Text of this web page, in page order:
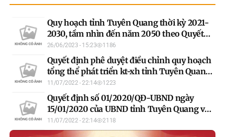
Quy hoạch tỉnh Tuyên Quang thời kỳ 2021-
2030, tầm nhìn đến năm 2050 theo Quyết
định số 325/QĐ-TTg ngày 30/3/2023 của
Thủ tướng Chính phủ
26/06/2023 - 15:23 1186
Quyết định phê duyệt điều chỉnh quy hoạch
tổng thể phát triển kt-xh tỉnh Tuyên Quang
đến năm 2020 bổ sung quy hoạch đến năm
2025
11/07/2022 - 22:14 1223
Quyết định số 01/2020/QĐ-UBND ngày
15/01/2020 của UBND tỉnh Tuyên Quang về
quy định hệ số điều chỉnh giá đất năm 2020
trên địa bàn tỉnh Tuyên Quang
11/07/2022 - 22:14 2118